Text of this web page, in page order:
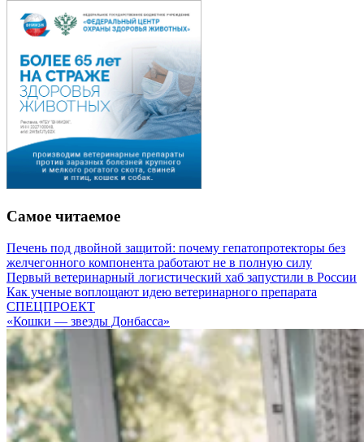
Самое читаемое
Печень под двойной защитой: почему гепатопротекторы без
желчегонного компонента работают не в полную силу
Первый ветеринарный логистический хаб запустили в России
Как ученые воплощают идею ветеринарного препарата
СПЕЦПРОЕКТ
«Кошки — звезды Донбасса»